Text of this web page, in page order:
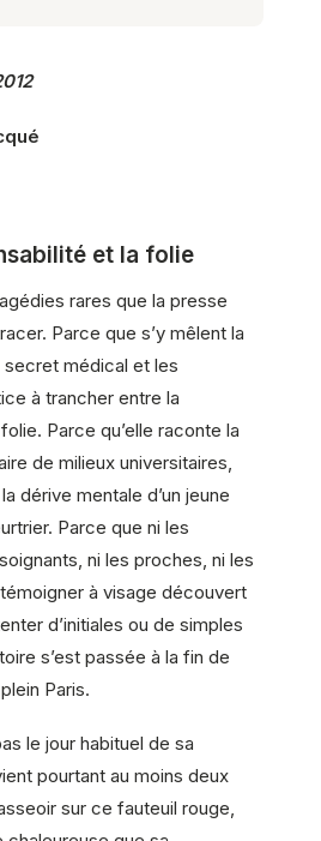
et la folie
rares que la presse
Parce que s’y mêlent la
secret médical et les
à trancher entre la
Parce qu’elle raconte la
de milieux universitaires,
dérive mentale d’un jeune
Parce que ni les
ni les proches, ni les
à visage découvert
d’initiales ou de simples
s’est passée à la fin de
Paris.
le jour habituel de sa
pourtant au moins deux
sur ce fauteuil rouge,